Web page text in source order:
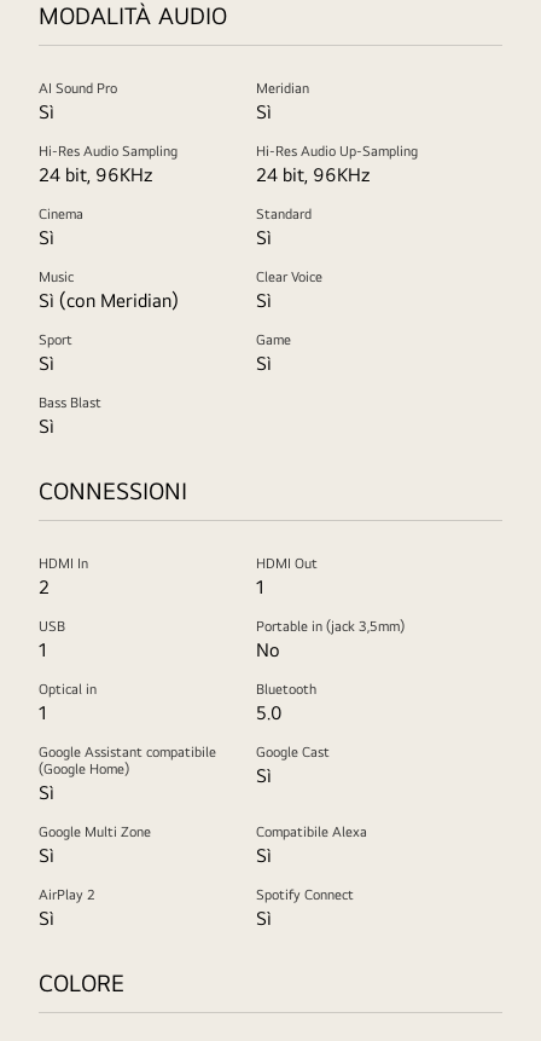
MODALITÀ AUDIO
AI Sound Pro
Sì
Meridian
Sì
Hi-Res Audio Sampling
24 bit, 96KHz
Hi-Res Audio Up-Sampling
24 bit, 96KHz
Cinema
Sì
Standard
Sì
Music
Sì (con Meridian)
Clear Voice
Sì
Sport
Sì
Game
Sì
Bass Blast
Sì
CONNESSIONI
HDMI In
2
HDMI Out
1
USB
1
Portable in (jack 3,5mm)
No
Optical in
1
Bluetooth
5.0
Google Assistant compatibile
(Google Home)
Sì
Google Cast
Sì
Google Multi Zone
Sì
Compatibile Alexa
Sì
AirPlay 2
Sì
Spotify Connect
Sì
COLORE